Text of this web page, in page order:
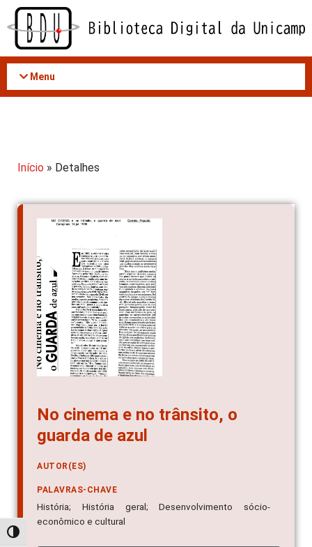
Acessar
conteúdo
Alternar alto contraste
Menu
Início » Detalhes
No cinema e no trânsito, o
guarda de azul
AUTOR(ES)
PALAVRAS-CHAVE
História; História geral; Desenvolvimento sócio-
econômico e cultural